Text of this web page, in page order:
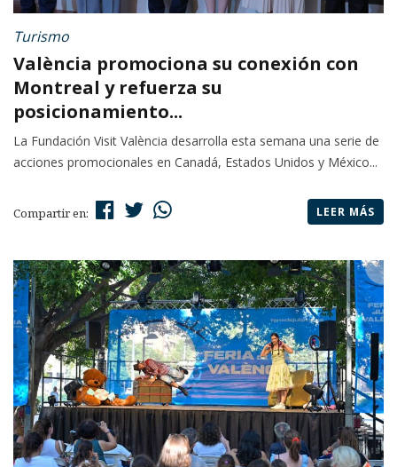
Turismo
València promociona su conexión con
Montreal y refuerza su
posicionamiento...
La Fundación Visit València desarrolla esta semana una serie de
acciones promocionales en Canadá, Estados Unidos y México...
Compartir en: LEER MÁS